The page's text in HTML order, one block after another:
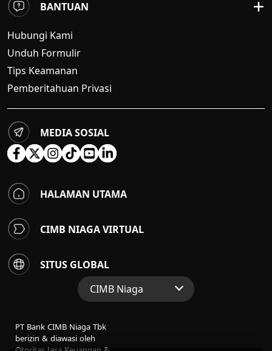
BANTUAN
Hubungi Kami
Unduh Formulir
Tips Keamanan
Pemberitahuan Privasi
MEDIA SOSIAL
HALAMAN UTAMA
CIMB NIAGA VIRTUAL
SITUS GLOBAL
CIMB Niaga
Perbankan Konsumen
PT Bank CIMB Niaga Tbk
berizin & diawasi oleh